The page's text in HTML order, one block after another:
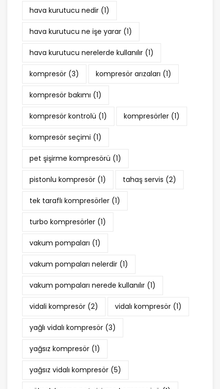
hava kurutucu nedir (1)
hava kurutucu ne işe yarar (1)
hava kurutucu nerelerde kullanılır (1)
kompresör (3) kompresör arızaları (1)
kompresör bakımı (1)
kompresör kontrolü (1) kompresörler (1)
kompresör seçimi (1)
pet şişirme kompresörü (1)
pistonlu kompresör (1) tahaş servis (2)
tek taraflı kompresörler (1)
turbo kompresörler (1)
vakum pompaları (1)
vakum pompaları nelerdir (1)
vakum pompaları nerede kullanılır (1)
vidali kompresör (2) vidalı kompresör (1)
yağlı vidalı kompresör (3)
yağsız kompresör (1)
yağsız vidalı kompresör (5)